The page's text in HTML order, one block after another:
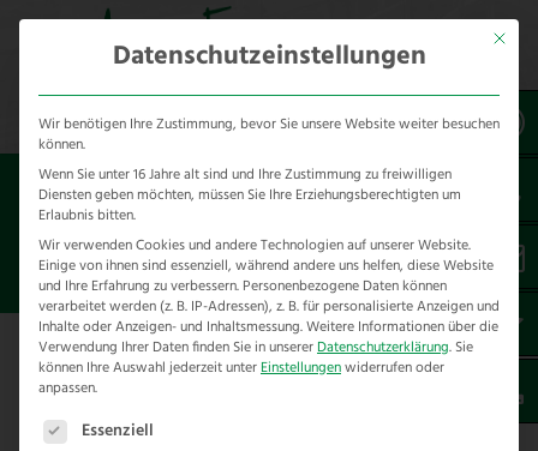
Sie sind hier:Referenzen
unsere Referenzen
nach Städten
ZAUNBAU IN HILLE
Hier finden Sie unsere Zaunbau
Referenzen in Hille – Kreis Minden
Lübbecke
Mit
Datenschutzeinstellungen
Wir benötigen Ihre Zustimmung, bevor Sie unsere Website weiter besuchen
können.
Wenn Sie unter 16 Jahre alt sind und Ihre Zustimmung zu freiwilligen
Diensten geben möchten, müssen Sie Ihre Erziehungsberechtigten um
Erlaubnis bitten.
Wir verwenden Cookies und andere Technologien auf unserer Website.
Einige von ihnen sind essenziell, während andere uns helfen, diese Website
und Ihre Erfahrung zu verbessern. Personenbezogene Daten können
verarbeitet werden (z. B. IP-Adressen), z. B. für personalisierte Anzeigen und
Inhalte oder Anzeigen- und Inhaltsmessung.Weitere Informationen über die
Verwendung Ihrer Daten finden Sie in unsererDatenschutzerklärung. Sie
können Ihre Auswahl jederzeit unterEinstellungenwiderrufen oder
anpassen.
Es folgt eine Liste der Service-Gruppen, für die eine
Essenziell